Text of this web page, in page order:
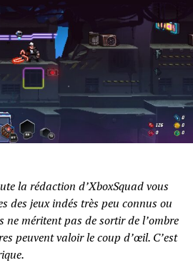
la rédaction d’XboxSquad vous
des jeux indés très peu connus ou
ne méritent pas de sortir de l’ombre
peuvent valoir le coup d’œil. C’est